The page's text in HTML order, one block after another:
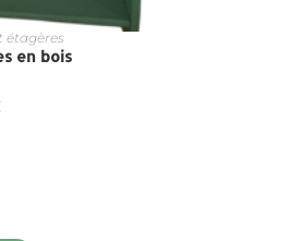
étagères
en bois